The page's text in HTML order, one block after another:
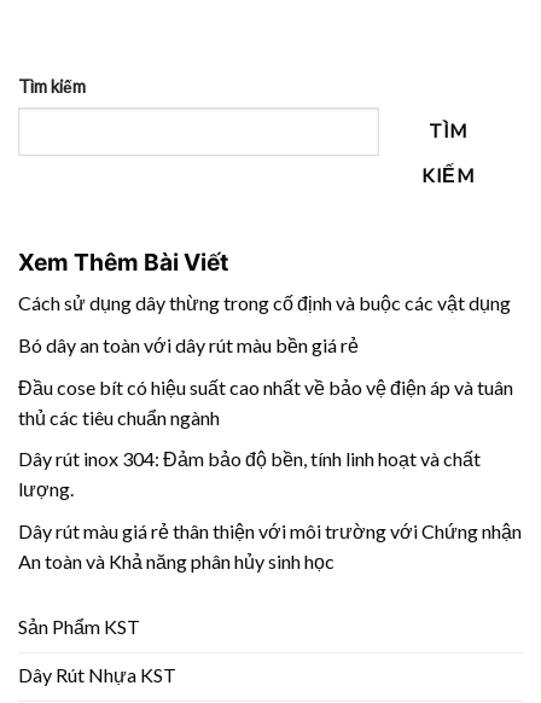
Tìm kiếm
TÌM
KIẾM
Xem Thêm Bài Viết
Cách sử dụng dây thừng trong cố định và buộc các vật dụng
Bó dây an toàn với dây rút màu bền giá rẻ
Đầu cose bít có hiệu suất cao nhất về bảo vệ điện áp và tuân
thủ các tiêu chuẩn ngành
Dây rút inox 304: Đảm bảo độ bền, tính linh hoạt và chất
lượng.
Dây rút màu giá rẻ thân thiện với môi trường với Chứng nhận
An toàn và Khả năng phân hủy sinh học
Sản Phẩm KST
Dây Rút Nhựa KST